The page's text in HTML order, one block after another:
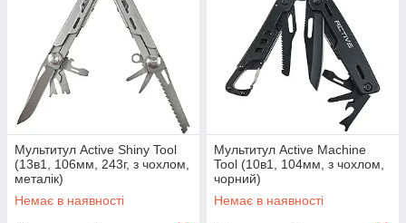
Мультитул Active Shiny Tool
(13в1, 106мм, 243г, з чохлом,
металік)
Немає в наявності
Мультитул Active Machine
Tool (10в1, 104мм, з чохлом,
чорний)
Немає в наявності